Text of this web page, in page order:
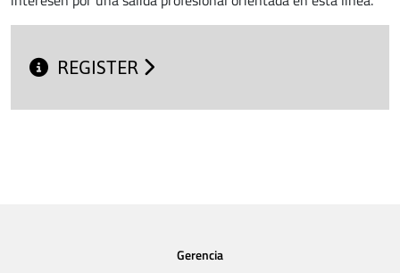
REGISTER
Gerencia